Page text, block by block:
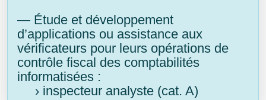
— Étude et développement
d’applications ou assistance aux
vérificateurs pour leurs opérations de
contrôle fiscal des comptabilités
informatisées :
› inspecteur analyste (cat. A)